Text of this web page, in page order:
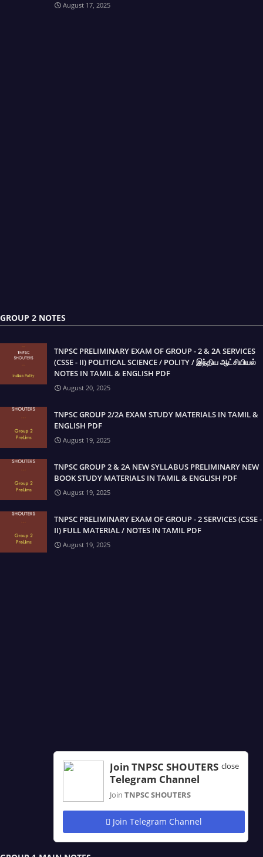
August 17, 2025
GROUP 2 NOTES
TNPSC PRELIMINARY EXAM OF GROUP - 2 & 2A SERVICES
(CSSE - II) POLITICAL SCIENCE / POLITY / இந்திய ஆட்சியியல்
NOTES IN TAMIL & ENGLISH PDF
August 20, 2025
TNPSC GROUP 2/2A EXAM STUDY MATERIALS IN TAMIL &
ENGLISH PDF
August 19, 2025
TNPSC GROUP 2 & 2A NEW SYLLABUS PRELIMINARY NEW
BOOK STUDY MATERIALS IN TAMIL & ENGLISH PDF
August 19, 2025
TNPSC PRELIMINARY EXAM OF GROUP - 2 SERVICES (CSSE -
II) FULL MATERIAL / NOTES IN TAMIL PDF
August 19, 2025
close
Join TNPSC SHOUTERS
Telegram Channel
Join TNPSC SHOUTERS
Join Telegram Channel